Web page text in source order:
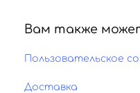
Вам также
Пользовательское
Доставка